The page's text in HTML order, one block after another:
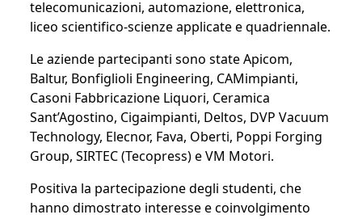
telecomunicazioni, automazione, elettronica,
liceo scientifico-scienze applicate e quadriennale.
Le aziende partecipanti sono state Apicom,
Baltur, Bonfiglioli Engineering, CAMimpianti,
Casoni Fabbricazione Liquori, Ceramica
Sant’Agostino, Cigaimpianti, Deltos, DVP Vacuum
Technology, Elecnor, Fava, Oberti, Poppi Forging
Group, SIRTEC (Tecopress) e VM Motori.
Positiva la partecipazione degli studenti, che
hanno dimostrato interesse e coinvolgimento